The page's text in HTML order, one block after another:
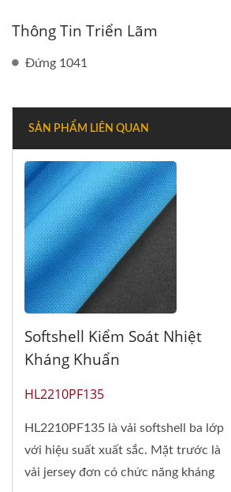
Thông Tin Triển Lãm
Đứng 1041
SẢN PHẨM LIÊN QUAN
Softshell Kiểm Soát Nhiệt
Kháng Khuẩn
HL2210PF135
HL2210PF135 là vải softshell ba lớp
với hiệu suất xuất sắc. Mặt trước là
vải jersey đơn có chức năng kháng